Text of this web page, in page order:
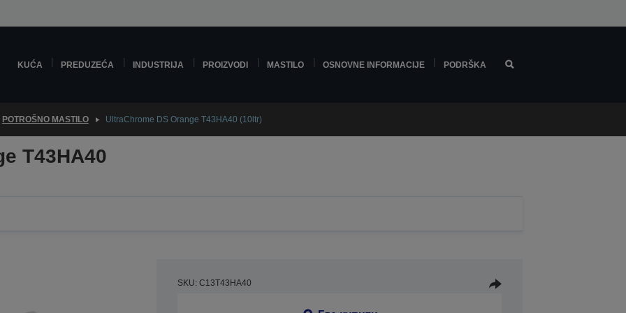
KUĆA PREDUZEĆA INDUSTRIJA PROIZVODI MASTILO OSNOVNE INFORMACIJE PODRŠKA
POTROŠNO MASTILO UltraChrome DS Orange T43HA40 (10ltr)
T43HA40
SKU: C13T43HA40